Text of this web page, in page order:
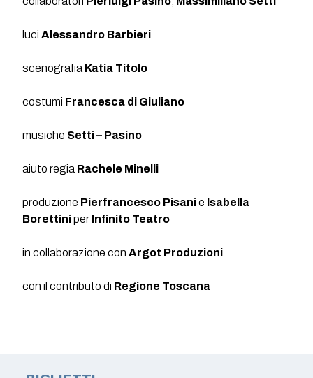
luciAlessandro Barbieri
scenografia Katia Titolo
costumi Francesca di Giuliano
musiche Setti – Pasino
aiuto regia Rachele Minelli
produzione Pierfrancesco Pisanie Isabella
Borettiniper Infinito Teatro
in collaborazione conArgot Produzioni
con il contributo di Regione Toscana